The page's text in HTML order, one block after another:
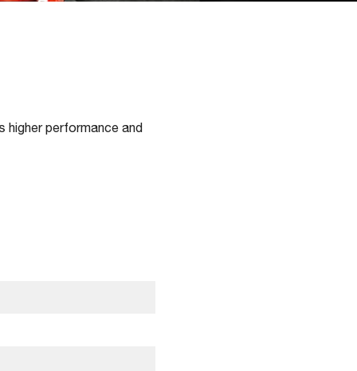
higher performance and